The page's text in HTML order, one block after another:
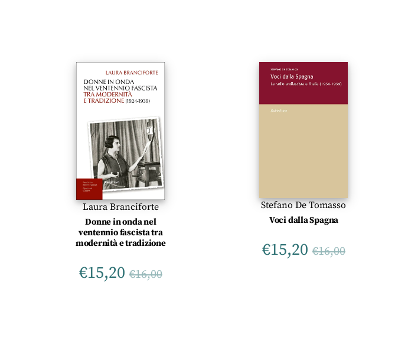
Laura Branciforte
Donne in onda nel
ventennio fascista tra
modernità e tradizione
€15,20 €16,00
Stefano De Tomasso
Voci dalla Spagna
€15,20 €16,00